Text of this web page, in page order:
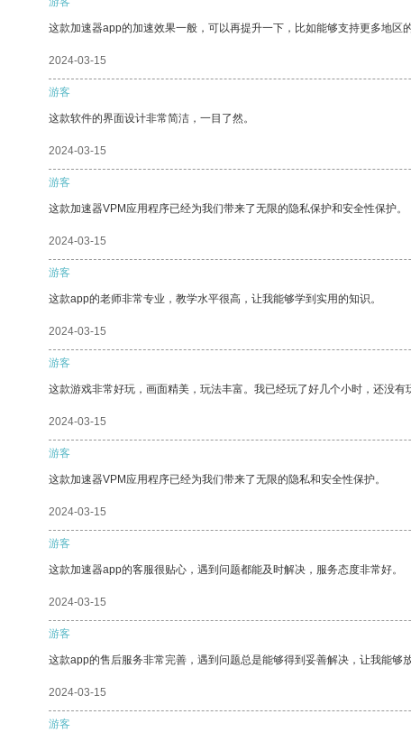
这款加速器app的加速效果一般，可以再提升一下，比如能够支持更多地区的
2024-03-15
游客
这款软件的界面设计非常简洁，一目了然。
2024-03-15
游客
这款加速器VPM应用程序已经为我们带来了无限的隐私保护和安全性保护。
2024-03-15
游客
这款app的老师非常专业，教学水平很高，让我能够学到实用的知识。
2024-03-15
游客
这款游戏非常好玩，画面精美，玩法丰富。我已经玩了好几个小时，还没有
2024-03-15
游客
这款加速器VPM应用程序已经为我们带来了无限的隐私和安全性保护。
2024-03-15
游客
这款加速器app的客服很贴心，遇到问题都能及时解决，服务态度非常好。
2024-03-15
游客
这款app的售后服务非常完善，遇到问题总是能够得到妥善解决，让我能够放
2024-03-15
游客